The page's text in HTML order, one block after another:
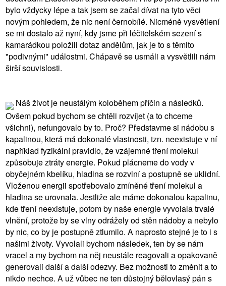
bylo vždycky lépe a tak jsem se začal dívat na tyto věci
novým pohledem, že nic není černobílé. Nicméně vysvětlení
se mi dostalo až nyní, kdy jsme při léčitelském sezení s
kamarádkou položili dotaz andělům, jak je to s těmito
"podivnými" událostmi. Chápavě se usmáli a vysvětlili nám
širší souvislosti.
Náš život je neustálým koloběhem příčin a následků.
Ovšem pokud bychom se chtěli rozvíjet (a to chceme
všichni), nefungovalo by to. Proč? Představme si nádobu s
kapalinou, která má dokonalé vlastnosti, tzn. neexistuje v ní
například fyzikální pravidlo, že vzájemné tření molekul
způsobuje ztráty energie. Pokud plácneme do vody v
obyčejném kbelíku, hladina se rozvlní a postupně se uklidní.
Vloženou energii spotřebovalo zmíněné tření molekul a
hladina se urovnala. Jestliže ale máme dokonalou kapalinu,
kde tření neexistuje, potom by naše energie vyvolala trvalé
vlnění, protože by se vlny odrážely od stěn nádoby a nebylo
by nic, co by je postupně ztlumilo. A naprosto stejné je to i s
našimi životy. Vyvolali bychom následek, ten by se nám
vracel a my bychom na něj neustále reagovali a opakovaně
generovali další a další odezvy. Bez možnosti to změnit a to
nikdo nechce. A už vůbec ne ten důstojný bělovlasý pán s